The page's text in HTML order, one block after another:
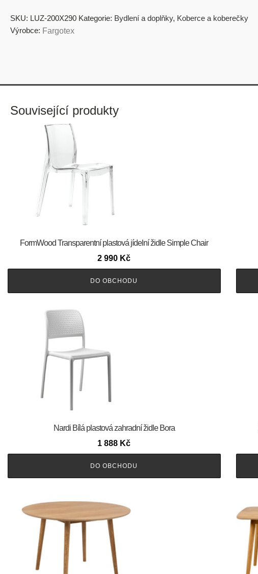
SKU: LUZ-200X290 Kategorie: Bydlení a doplňky, Koberce a koberečky
Výrobce: Fargotex
Související produkty
FormWood Transparentní plastová jídelní židle Simple Chair
2 990 Kč
DO OBCHODU
Nardi Bílá plastová zahradní židle Bora
1 888 Kč
DO OBCHODU